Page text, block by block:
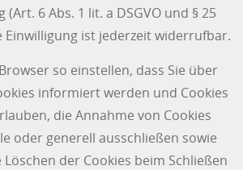
(Art. 6 Abs. 1 lit. a DSGVO und § 25
Einwilligung ist jederzeit widerrufbar.
so einstellen, dass Sie über
informiert werden und Cookies
die Annahme von Cookies
oder generell ausschließen sowie
der Cookies beim Schließen